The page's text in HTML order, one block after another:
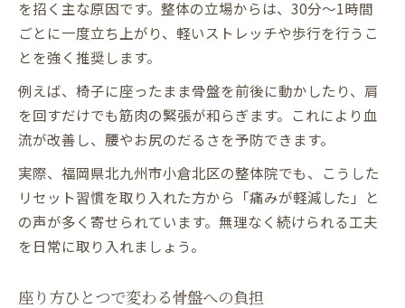
を招く主な原因です。整体の立場からは、30分〜1時間
ごとに一度立ち上がり、軽いストレッチや歩行を行うこ
とを強く推奨します。
例えば、椅子に座ったまま骨盤を前後に動かしたり、肩
を回すだけでも筋肉の緊張が和らぎます。これにより血
流が改善し、腰やお尻のだるさを予防できます。
実際、福岡県北九州市小倉北区の整体院でも、こうした
リセット習慣を取り入れた方から「痛みが軽減した」と
の声が多く寄せられています。無理なく続けられる工夫
を日常に取り入れましょう。
座り方ひとつで変わる骨盤への負担